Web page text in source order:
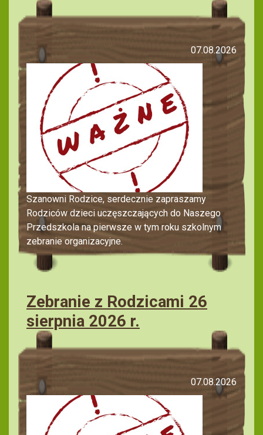
07.08.2026
Szanowni Rodzice, serdecznie zapraszamy
Rodziców dzieci uczęszczających do Naszego
Przedszkola na pierwsze w tym roku szkolnym
zebranie organizacyjne.
Zebranie z Rodzicami 26
sierpnia 2026 r.
07.08.2026